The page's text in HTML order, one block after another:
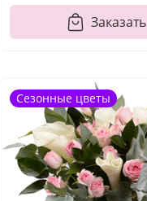
Заказать
Сезонные цветы